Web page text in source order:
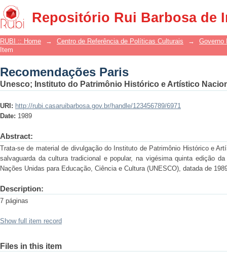
Repositório Rui Barbosa de
Recomendações Paris
RUBI :: Home → Centro de Referência de Políticas Culturais →
Governo
Item
Recomendações Paris
Unesco; Instituto do Patrimônio Histórico e Artístico
URI: http://rubi.casaruibarbosa.gov.br/handle/123456789/6971
Date: 1989
Abstract:
Trata-se de material de divulgação do Instituto de Patrimônio Histórico e
salvaguarda da cultura tradicional e popular, na vigésima quinta edição
Nações Unidas para Educação, Ciência e Cultura (UNESCO), datada de
Description:
7 páginas
Show full item record
Files in this item